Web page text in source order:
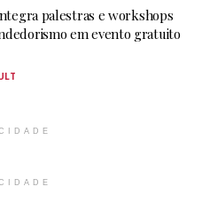
palestras e workshops
em evento gratuito